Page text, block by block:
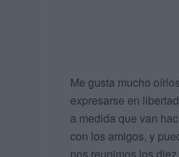
Me gusta mucho
expresarse en
a medida que van
con los amigos, y